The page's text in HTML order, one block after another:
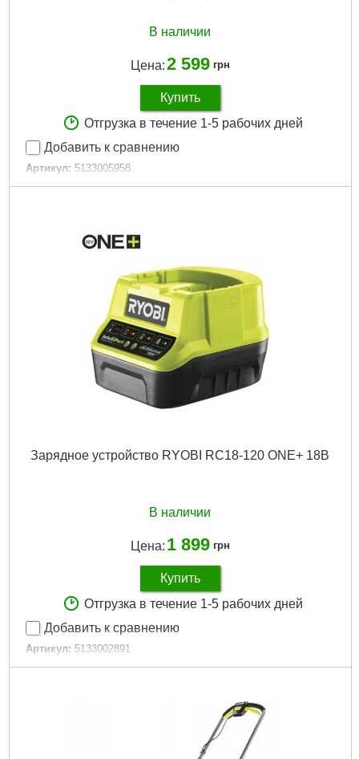
В наличии
Цена:2 599 грн
Купить
Отгрузка в течение 1-5 рабочих дней
Добавить к сравнению
Артикул: 5133005958
Код товара: 30.60.19
Зарядное устройство RYOBI RC18-120 ONE+ 18В
В наличии
Цена: 1 899 грн
Купить
Отгрузка в течение 1-5 рабочих дней
Добавить к сравнению
Артикул: 5133002891
Код товара: 30.60.13
Подробнее...